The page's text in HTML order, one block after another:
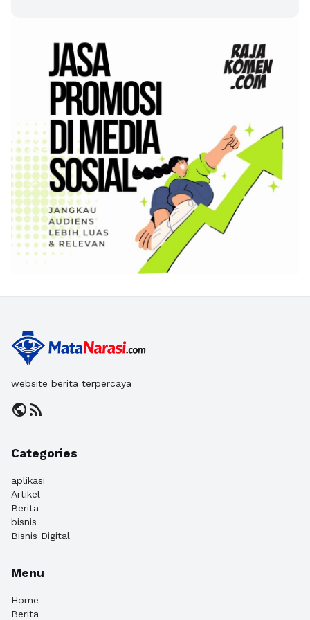
website berita terpercaya
publicrss_feed
Categories
aplikasi
Artikel
Berita
bisnis
Bisnis Digital
Menu
Home
Berita